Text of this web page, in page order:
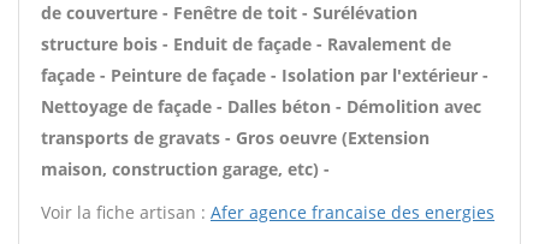
de couverture - Fenêtre de toit - Surélévation
structure bois - Enduit de façade - Ravalement de
façade - Peinture de façade - Isolation par l'extérieur -
Nettoyage de façade - Dalles béton - Démolition avec
transports de gravats - Gros oeuvre (Extension
maison, construction garage, etc) -
Voir la fiche artisan : Afer agence francaise des energies